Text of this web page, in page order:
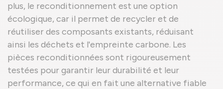
plus, le reconditionnement est une option
écologique, car il permet de recycler et de
réutiliser des composants existants, réduisant
ainsi les déchets et l'empreinte carbone. Les
pièces reconditionnées sont rigoureusement
testées pour garantir leur durabilité et leur
performance, ce qui en fait une alternative fiable